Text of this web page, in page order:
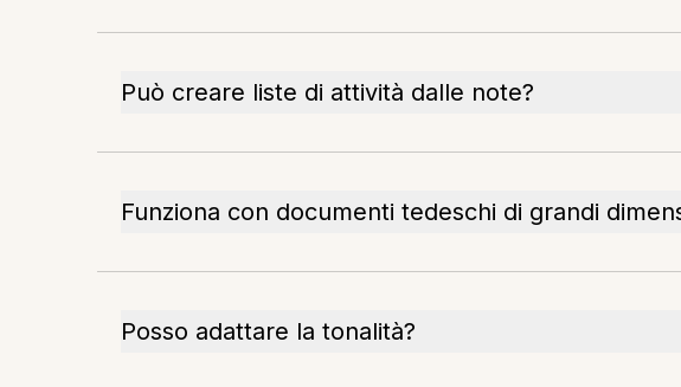
Può creare liste di attività dalle note?
Funziona con documenti tedeschi di grandi
Posso adattare la tonalità?